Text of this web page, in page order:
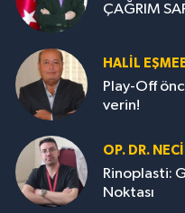
ÇAĞRIM
HALIL
Play-Off
verin!
OP. DR.
Rinoplasti:
Noktası